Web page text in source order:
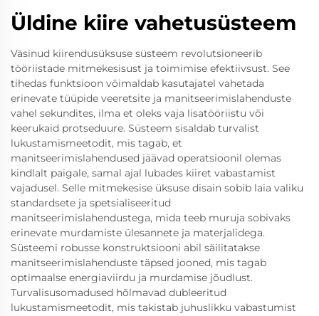
Üldine kiire vahetusüsteem
Väsinud kiirendusüksuse süsteem revolutsioneerib
tööriistade mitmekesisust ja toimimise efektiivsust. See
tihedas funktsioon võimaldab kasutajatel vahetada
erinevate tüüpide veeretsite ja manitseerimislahenduste
vahel sekundites, ilma et oleks vaja lisatööriistu või
keerukaid protseduure. Süsteem sisaldab turvalist
lukustamismeetodit, mis tagab, et
manitseerimislahendused jäävad operatsioonil olemas
kindlalt paigale, samal ajal lubades kiiret vabastamist
vajadusel. Selle mitmekesise üksuse disain sobib laia valiku
standardsete ja spetsialiseeritud
manitseerimislahendustega, mida teeb muruja sobivaks
erinevate murdamiste ülesannete ja materjalidega.
Süsteemi robusse konstruktsiooni abil säilitatakse
manitseerimislahenduste täpsed jooned, mis tagab
optimaalse energiaviirdu ja murdamise jõudlust.
Turvalisusomadused hõlmavad dubleeritud
lukustamismeetodit, mis takistab juhuslikku vabastumist